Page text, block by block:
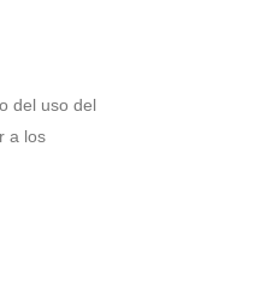
del uso del
a los